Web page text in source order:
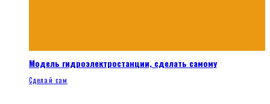
Модель гидроэлектростанции, сделать самому
Сделай сам